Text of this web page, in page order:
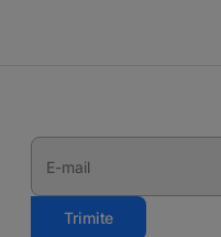
E-mail
Trimite